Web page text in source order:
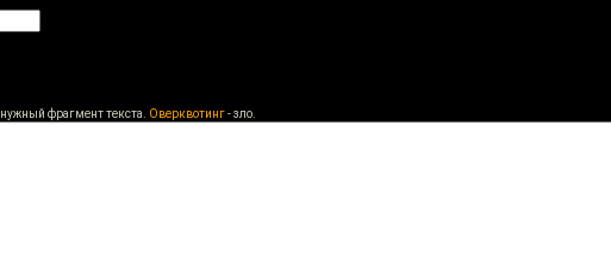
фрагмент текста. Оверквотинг- зло.